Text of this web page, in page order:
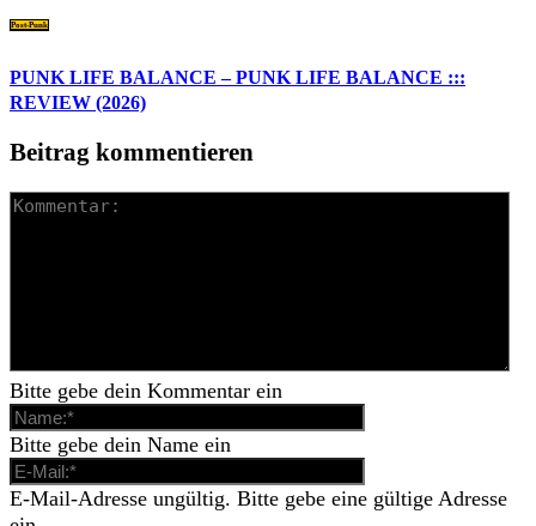
Post-Punk
PUNK LIFE BALANCE – PUNK LIFE BALANCE :::
REVIEW (2026)
Beitrag kommentieren
Bitte gebe dein Kommentar ein
Bitte gebe dein Name ein
E-Mail-Adresse ungültig. Bitte gebe eine gültige Adresse